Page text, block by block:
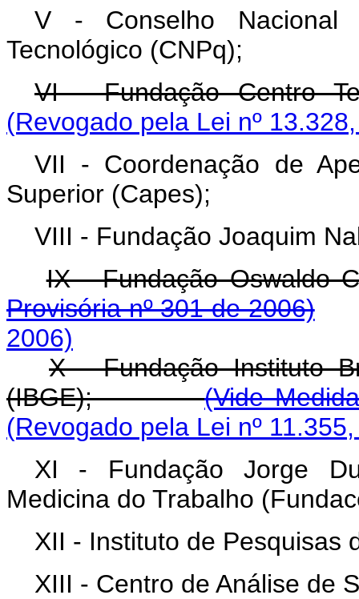
V - Conselho Nacional
Tecnológico (CNPq);
VI - Fundação Centro
(Revogado pela Lei nº
VII - Coordenação de
Superior (Capes);
VIII - Fundação Joaquim
IX - Fundação
Provisória nº 301 de 2006)
2006)
X - Fundação Instituto
(IBGE);(Vide
(Revogado pela Lei nº
XI - Fundação Jorge
Medicina do Trabalho
XII - Instituto de Pesquisas
XIII - Centro de Análise de